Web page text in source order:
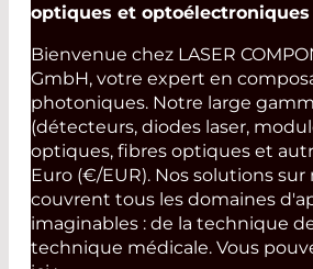
optiques et
Bienvenue chez LASER
GmbH, votre expert en
photoniques. Notre large
(détecteurs, diodes laser,
optiques, fibres optiques et
Euro (€/EUR). Nos solutions sur
couvrent tous les domaines
imaginables : de la technique
technique médicale. Vous